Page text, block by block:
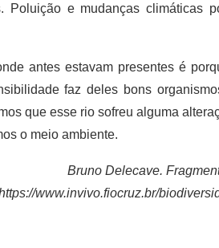
Poluição e mudanças climáticas
antes estavam presentes é
faz deles bons
que esse rio sofreu alguma
o meio ambiente.
Bruno Delecave.
www.invivo.fiocruz.br/